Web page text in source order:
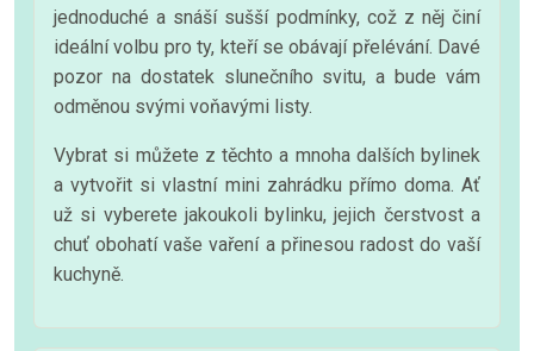
jednoduché a snáší sušší podmínky, což z něj činí
ideální volbu pro ty, kteří se obávají přelévání. Davé
pozor na dostatek slunečního svitu, a bude vám
odměnou svými voňavými listy.
Vybrat si můžete z těchto a mnoha dalších bylinek
a vytvořit si vlastní mini zahrádku přímo doma. Ať
už si vyberete jakoukoli bylinku, jejich čerstvost a
chuť obohatí vaše vaření a přinesou radost do vaší
kuchyně.